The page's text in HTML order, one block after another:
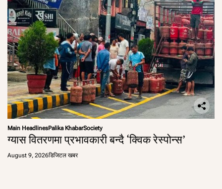
Main HeadlinesPalika KhabarSociety
ग्यास वितरणमा प्रभावकारी बन्दै ‘क्विक रेस्पोन्स’
August 9, 2026डिजिटल खबर